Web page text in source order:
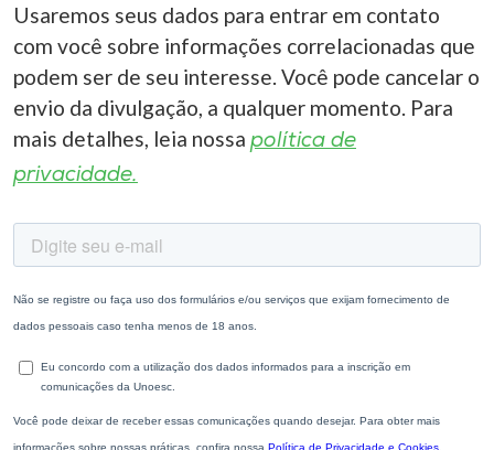
Usaremos seus dados para entrar em contato
com você sobre informações correlacionadas que
podem ser de seu interesse. Você pode cancelar o
envio da divulgação, a qualquer momento. Para
mais detalhes, leia nossa política de
privacidade.